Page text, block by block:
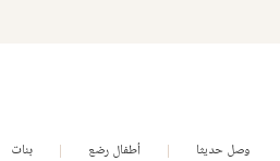
وصل حديثا أطفال رضع بنات